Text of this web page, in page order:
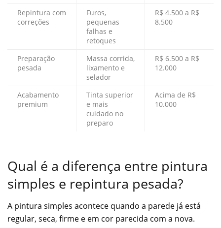
Repintura com
correções
Furos,
pequenas
falhas e
retoques
R$ 4.500 a R$
8.500
Preparação
pesada
Massa corrida,
lixamento e
selador
R$ 6.500 a R$
12.000
Acabamento
premium
Tinta superior
e mais
cuidado no
preparo
Acima de R$
10.000
Qual é a diferença entre pintura
simples e repintura pesada?
A pintura simples acontece quando a parede já está
regular, seca, firme e em cor parecida com a nova.